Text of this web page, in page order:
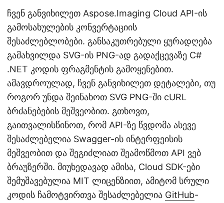
ჩვენ განვიხილეთ Aspose.Imaging Cloud API-ის
გამოსახულების კონვერტაციის
შესაძლებლობები. განსაკუთრებული ყურადღება
გამახვილდა SVG-ის PNG-ად გადაქცევაზე C#
.NET კოდის ფრაგმენტის გამოყენებით.
ამავდროულად, ჩვენ განვიხილეთ დეტალები, თუ
როგორ უნდა შეინახოთ SVG PNG-ში cURL
ბრძანებების მეშვეობით. გთხოვთ,
გაითვალისწინოთ, რომ API-ზე წვდომა ასევე
შესაძლებელია Swagger-ის ინტერფეისის
მეშვეობით და შეგიძლიათ შეამოწმოთ API ვებ
ბრაუზერში. მიუხედავად ამისა, Cloud SDK-ები
შემუშავებულია MIT ლიცენზიით, ამიტომ სრული
კოდის ჩამოტვირთვა შესაძლებელია GitHub-